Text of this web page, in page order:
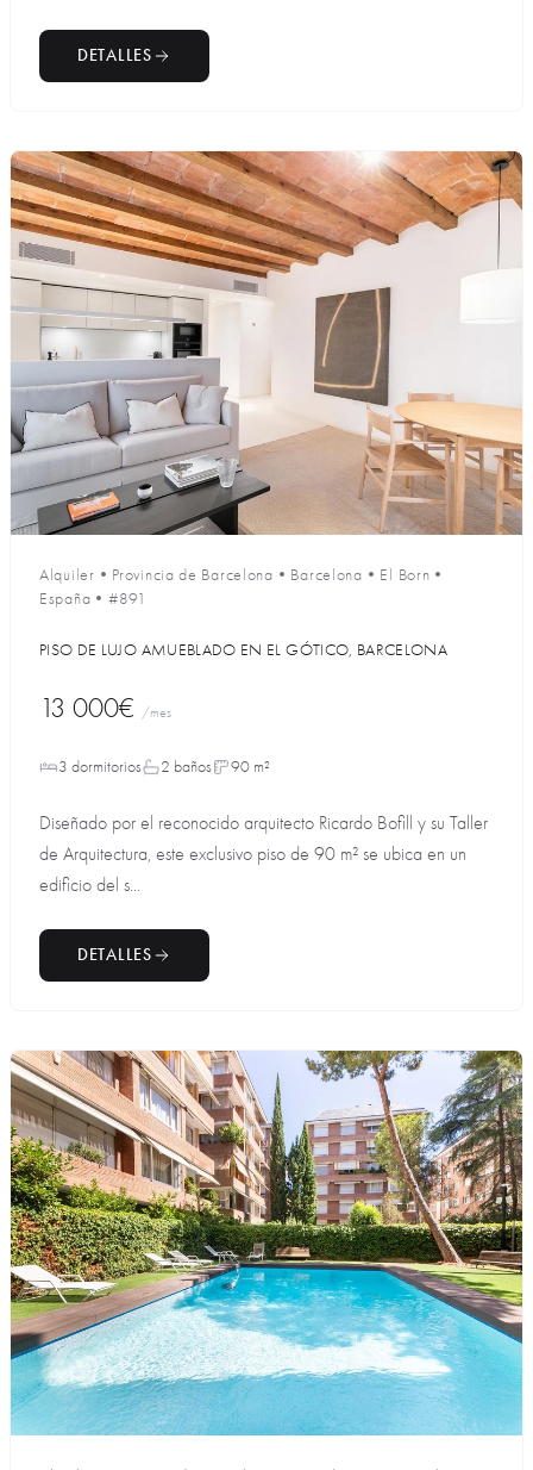
DETALLES
Alquiler • Provincia de Barcelona • Barcelona • El Born •
España • #891
PISO DE LUJO AMUEBLADO EN EL GÓTICO, BARCELONA
13 000€ /mes
3 dormitorios 2 baños 90 m²
Diseñado por el reconocido arquitecto Ricardo Bofill y su Taller
de Arquitectura, este exclusivo piso de 90 m² se ubica en un
edificio del s...
DETALLES